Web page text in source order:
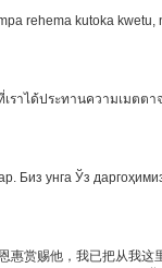
rehema kutoka kwetu,
าได้ประทานความเมตตาจ
Биз унга Ўз
赏赐他，我已把从我这